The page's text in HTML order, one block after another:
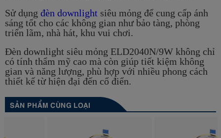
Sử dụng đèn downlight siêu mỏng để cung cấp ánh
sáng tốt cho các không gian như bảo tàng, phòng
triển lãm, nhà hát, khu vui chơi.
Đèn downlight siêu mỏng ELD2040N/9W không chỉ
có tính thẩm mỹ cao mà còn giúp tiết kiệm không
gian và năng lượng, phù hợp với nhiều phong cách
thiết kế từ hiện đại đến cổ điển.
SẢN PHẨM CÙNG LOẠI